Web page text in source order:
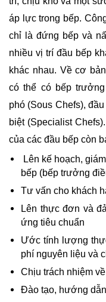
áp lực trong bếp.
chỉ là đứng bếp và
nhiều vị trí đầu bếp
khác nhau. Về cơ
có thể có bếp
phó (Sous Chefs),
biệt (Specialist
của các đầu bếp còn
Lên kế hoạch,
bếp (bếp trưởng
Tư vấn cho khách
Lên thực đơn và
ứng tiêu chuẩn
Ước tính lượng
phí nguyên liệu và
Chịu trách nhiệm
Đào tạo, hướng